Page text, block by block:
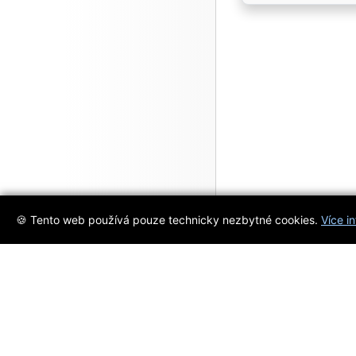
🍪 Tento web používá pouze technicky nezbytné cookies. Více